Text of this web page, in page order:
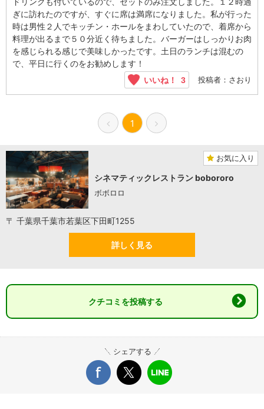
ぎに訪れたのですが、すぐに席は満席になりました。私が行った
時は男性２人でキッチン・ホールをまわしていたので、着席から
料理が出るまで５０分近く待ちました。バーガーはしっかりお肉
を感じられる感じで美味しかったです。土日のランチは混むの
で、平日に行くのをお勧めします！
いいね！ 3 投稿者：さおり
1
お気に入り
シネマティックレストラン bobororo
ボボロロ
〒 千葉県千葉市若葉区下田町1255
詳しく見る
クチコミを投稿する
シェアする